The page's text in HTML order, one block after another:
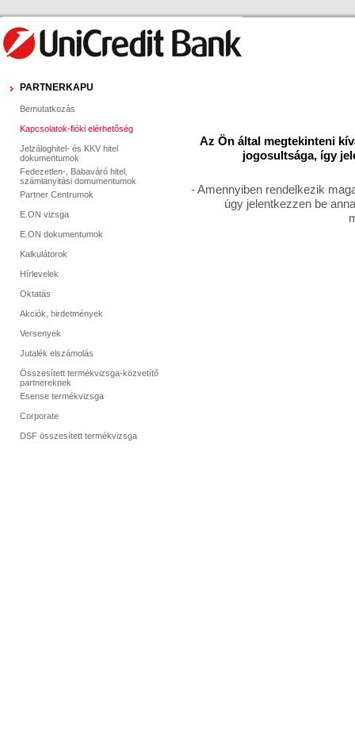
PARTNERKAPU
Bemutatkozás
Kapcsolatok-fióki elérhetőség
Jelzáloghitel- és KKV hitel
dokumentumok
Fedezetlen-, Babaváró hitel,
számlanyitási domumentumok
Partner Centrumok
E.ON vizsga
E.ON dokumentumok
Kalkulátorok
Hírlevelek
Oktatás
Akciók, hirdetmények
Versenyek
Jutalék elszámolás
Összesített termékvizsga-közvetítő
partnereknek
Esense termékvizsga
Corporate
DSF összesített termékvizsga
Az Ön által megtekinteni
jogosultsága, így
- Amennyiben rendelkezik
úgy jelentkezzen be